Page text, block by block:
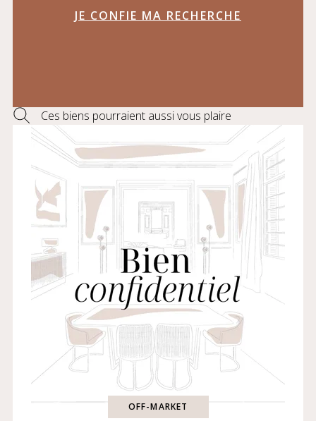
JE CONFIE MA RECHERCHE
Ces biens pourraient aussi vous plaire
OFF-MARKET